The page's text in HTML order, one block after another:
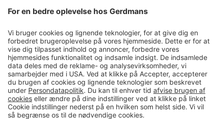
Tips & guides
Kontakt
salg@gerdmans.dk
49 18 07 07
Salgsafdeling åbningstider
08.00-16.00